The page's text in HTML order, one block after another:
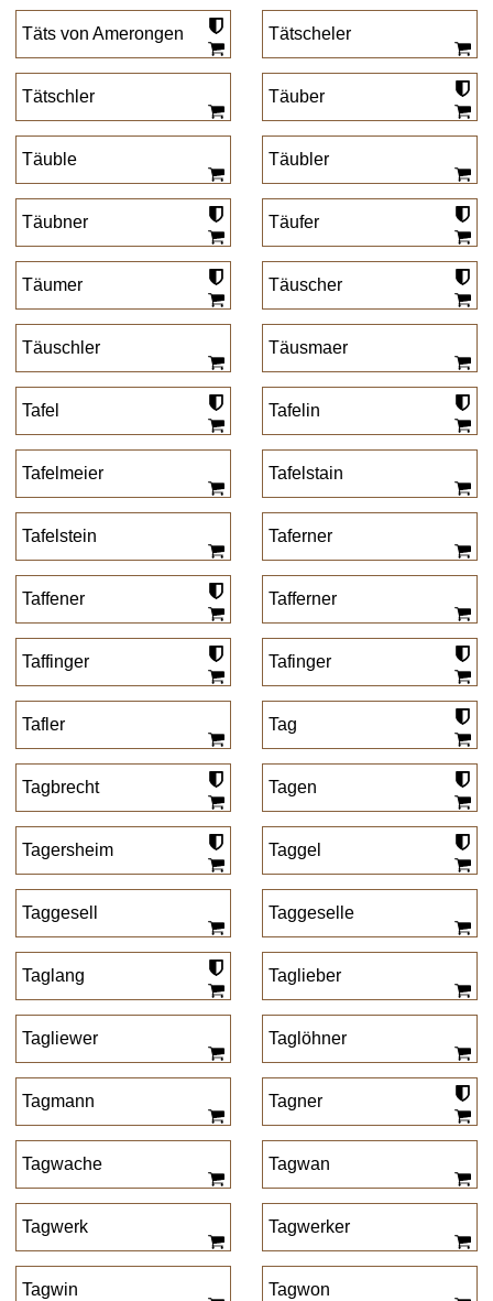
Täts von Amerongen Tätscheler
Tätschler Täuber
Täuble Täubler
Täubner Täufer
Täumer Täuscher
Täuschler Täusmaer
Tafel Tafelin
Tafelmeier Tafelstain
Tafelstein Taferner
Taffener Tafferner
Taffinger Tafinger
Tafler Tag
Tagbrecht Tagen
Tagersheim Taggel
Taggesell Taggeselle
Taglang Taglieber
Tagliewer Taglöhner
Tagmann Tagner
Tagwache Tagwan
Tagwerk Tagwerker
Tagwin Tagwon